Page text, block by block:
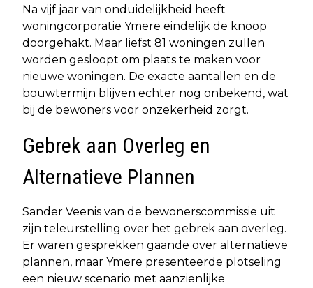
Na vijf jaar van onduidelijkheid heeft
woningcorporatie Ymere eindelijk de knoop
doorgehakt. Maar liefst 81 woningen zullen
worden gesloopt om plaats te maken voor
nieuwe woningen. De exacte aantallen en de
bouwtermijn blijven echter nog onbekend, wat
bij de bewoners voor onzekerheid zorgt.
Gebrek aan Overleg en
Alternatieve Plannen
Sander Veenis van de bewonerscommissie uit
zijn teleurstelling over het gebrek aan overleg.
Er waren gesprekken gaande over alternatieve
plannen, maar Ymere presenteerde plotseling
een nieuw scenario met aanzienlijke